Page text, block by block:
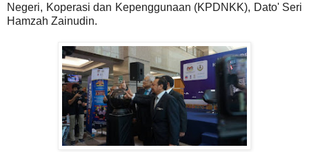
Negeri, Koperasi dan Kepenggunaan (KPDNKK), Dato' Seri
Hamzah Zainudin.